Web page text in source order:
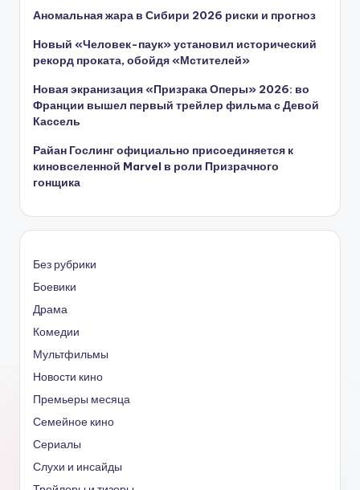
Аномальная жара в Сибири 2026 риски и прогноз
Новый «Человек-паук» установил исторический
рекорд проката, обойдя «Мстителей»
Новая экранизация «Призрака Оперы» 2026: во
Франции вышел первый трейлер фильма с Девой
Кассель
Райан Гослинг официально присоединяется к
киновселенной Marvel в роли Призрачного
гонщика
Без рубрики
Боевики
Драма
Комедии
Мультфильмы
Новости кино
Премьеры месяца
Семейное кино
Сериалы
Слухи и инсайды